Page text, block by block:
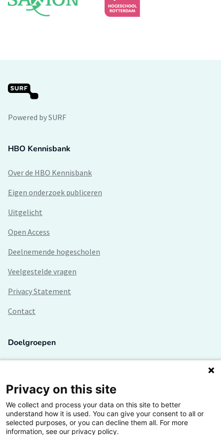
Powered by SURF
HBO Kennisbank
Over de HBO Kennisbank
Eigen onderzoek publiceren
Uitgelicht
Open Access
Deelnemende hogescholen
Veelgestelde vragen
Privacy Statement
Contact
Doelgroepen
Lectoren en onderzoekers
Bedrijven
Hogescholen
Privacy on this site
We collect and process your data on this site to better
understand how it is used. You can give your consent to all or
selected purposes, or you can decline them all. For more
information, see our privacy policy.